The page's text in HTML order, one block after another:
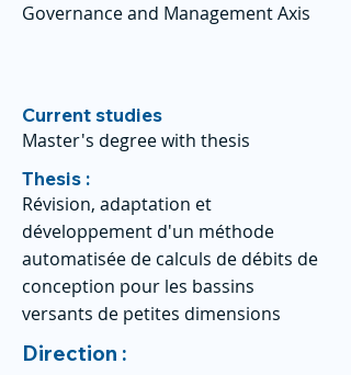
Governance and Management Axis
Current studies
Master's degree with thesis
Thesis :
Révision, adaptation et
développement d'un méthode
automatisée de calculs de débits de
conception pour les bassins
versants de petites dimensions
Direction :